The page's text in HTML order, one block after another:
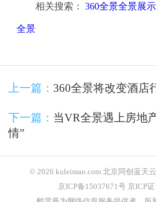
相关搜索： 360全景全景展
全景
上一篇： 360全景将改变酒店
下一篇： 当VR全景遇上房地
情”
© 2026 kuleiman.com 北京同创蓝天
京ICP备15037671号 京ICP